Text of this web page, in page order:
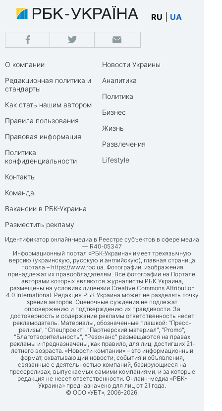
RU UA
О компании
Редакционная политика и
стандарты
Как стать нашим автором
Правила пользования
Правовая информация
Политика
конфиденциальности
Контакты
Команда
Вакансии в РБК-Украина
Разместить рекламу
Новости Украины
Аналитика
Политика
Бизнес
Жизнь
Развлечения
Lifestyle
Идентификатор онлайн-медиа в Реестре субъектов в сфере медиа
— R40-05347
Информационный портал «РБК-Украина» имеет трехязычную
версию (украинскую, русскую и английскую), главная страница
портала – https://www.rbc.ua. Фотографии, изображения
принадлежат их правообладателям. Все фотографии на Портале,
авторами которых являются журналисты РБК-Украина,
размещены на условиях лицензии Creative Commons Attribution
4.0 International. Редакция РБК-Украина может не разделять точку
зрения авторов. Оценочные суждения не подлежат
опровержению и подтверждению их правдивости. За
достоверность и содержание рекламы ответственность несет
рекламодатель. Материалы, обозначенные плашкой: "Пресс-
релизы", "Спецпроект", "Партнерский материал", "Promo",
"Благотворительность", "Резонанс" размещаются на правах
рекламы и предназначены, как правило, для лиц, достигших 21-
летнего возраста. «Новости компании» – это информационный
формат, охватывающий новости, события и объявления,
связанные с деятельностью компаний, базирующиеся на
прессрелизах, выпускаемых самими компаниями, и за которые
редакция не несет ответственности. Онлайн-медиа «РБК-
Украина» предназначено для лиц от 21 года.
© ООО «УБТ», 2006-2026.